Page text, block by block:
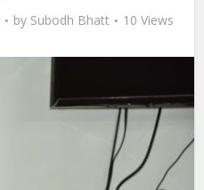
by Subodh Bhatt 10 Views